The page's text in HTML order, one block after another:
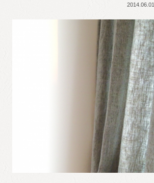
2014.06.01